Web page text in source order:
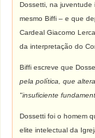
Dossetti, na juventude
mesmo Biffi – e que
Cardeal Giacomo
da interpretação do
Biffi escreve que
pela política, que
"insuficiente
Dossetti foi o homem
elite intelectual da